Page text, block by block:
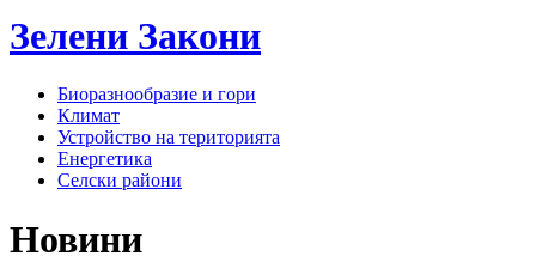
Зелени Закони
Биоразнообразие и гори
Климат
Устройство на територията
Енергетика
Селски райони
Новини